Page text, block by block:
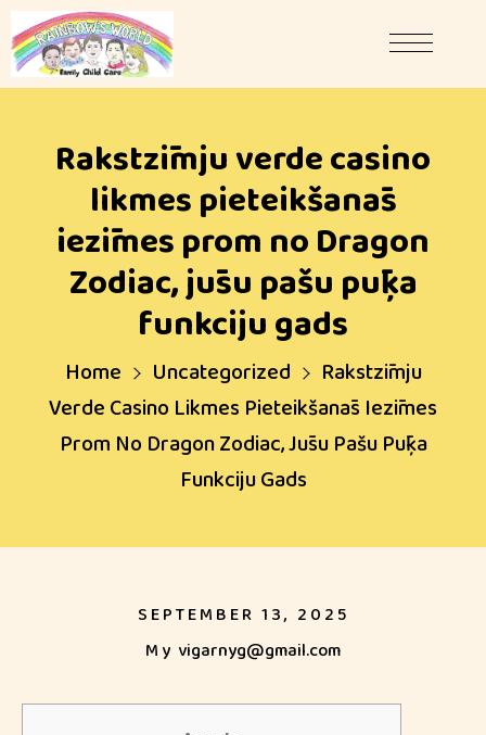
Rakstzīmju verde casino
likmes pieteikšanās
iezīmes prom no Dragon
Zodiac, jūsu pašu pūķa
funkciju gads
Home Uncategorized
Rakstzīmju
Verde Casino Likmes Pieteikšanās Iezīmes
Prom No Dragon Zodiac, Jūsu Pašu Pūķa
Funkciju Gads
SEPTEMBER 13, 2025
My vigarnyg@gmail.com